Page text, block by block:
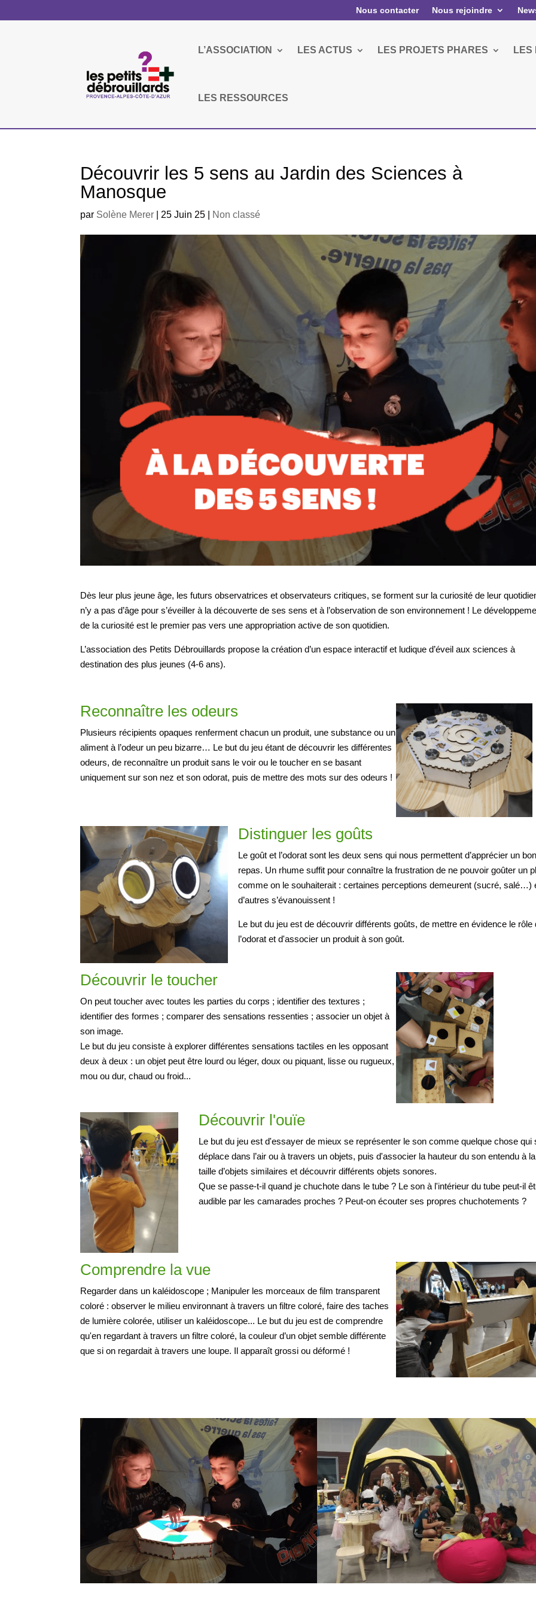
Nous contacter Nous rejoindre
L’ASSOCIATION LES ACTUS LES PROJETS PHARES LES
LES RESSOURCES
Découvrir les 5 sens au Jardin des Sciences à
Manosque
par Solène Merer 25 Juin 25 Non classé
Dès leur plus jeune âge, les futurs observatrices et observateurs critiques, se forment sur la curiosité de leur
n’y a pas d’âge pour s’éveiller à la découverte de ses sens et à l’observation de son environnement ! Le
de la curiosité est le premier pas vers une appropriation active de son quotidien.
L’association des Petits Débrouillards propose la création d’un espace interactif et ludique d’éveil aux sciences à
destination des plus jeunes (4-6 ans).
Reconnaître les odeurs
Plusieurs récipients opaques renferment chacun un produit, une substance ou un
aliment à l’odeur un peu bizarre… Le but du jeu étant de découvrir les différentes
odeurs, de reconnaître un produit sans le voir ou le toucher en se basant
uniquement sur son nez et son odorat, puis de mettre des mots sur des odeurs !
Distinguer les goûts
Le goût et l’odorat sont les deux sens qui nous permettent d’apprécier un bon
repas. Un rhume suffit pour connaître la frustration de ne pouvoir goûter un
comme on le souhaiterait : certaines perceptions demeurent (sucré, salé…)
d’autres s’évanouissent !
Le but du jeu est de découvrir différents goûts, de mettre en évidence le rôle
l’odorat et d'associer un produit à son goût.
Découvrir le toucher
On peut toucher avec toutes les parties du corps ; identifier des textures ;
identifier des formes ; comparer des sensations ressenties ; associer un objet à
son image.
Le but du jeu consiste à explorer différentes sensations tactiles en les opposant
deux à deux : un objet peut être lourd ou léger, doux ou piquant, lisse ou rugueux,
mou ou dur, chaud ou froid...
Découvrir l'ouïe
Le but du jeu est d'essayer de mieux se représenter le son comme quelque chose qui
déplace dans l’air ou à travers un objets, puis d'associer la hauteur du son entendu à la
taille d’objets similaires et découvrir différents objets sonores.
Que se passe-t-il quand je chuchote dans le tube ? Le son à l'intérieur du tube peut-il
audible par les camarades proches ? Peut-on écouter ses propres chuchotements ?
Comprendre la vue
Regarder dans un kaléidoscope ; Manipuler les morceaux de film transparent
coloré : observer le milieu environnant à travers un filtre coloré, faire des taches
de lumière colorée, utiliser un kaléidoscope... Le but du jeu est de comprendre
qu'en regardant à travers un filtre coloré, la couleur d’un objet semble différente
que si on regardait à travers une loupe. Il apparaît grossi ou déformé !